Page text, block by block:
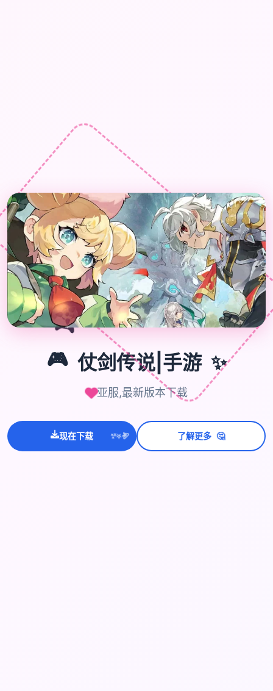
🎮
🎮 仗剑传说|手游 ✨
亚服,最新版本下载
现在下载 ✨
⭐💫 了解更多 🤔